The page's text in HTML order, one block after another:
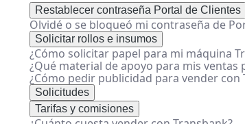
Restablecer contraseña Portal de Clientes
Olvidé o se bloqueó mi contraseña de
Solicitar rollos e insumos
¿Cómo solicitar papel para mi máquina
¿Qué material de apoyo para mis ventas
¿Cómo pedir publicidad para vender con
Solicitudes
Tarifas y comisiones